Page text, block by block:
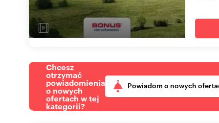
Chcesz
otrzymać
powiadomienia
o nowych
ofertach w tej
kategorii?
Powiadom o nowych